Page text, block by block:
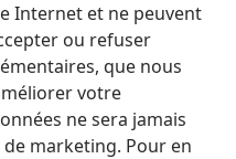
Internet et ne peuvent
ou refuser
que nous
votre
ne sera jamais
marketing. Pour en
Préférences
Tract Society of Pennsylvania
Règles de confidentialité
JW.ORG Se connecter